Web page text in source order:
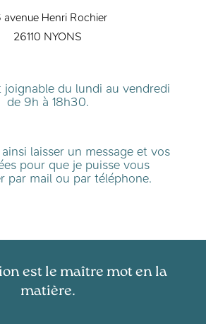
avenue Henri Rochier
26110 NYONS
joignable du lundi au vendredi
de 9h à 18h30.
laisser un message et vos
pour que je puisse vous
par mail ou par téléphone.
est le maître mot en la
matière.